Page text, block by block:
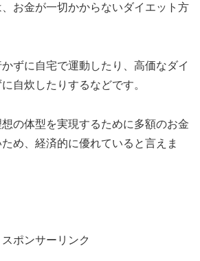
お金が一切かからないダイエット方
ずに自宅で運動したり、高価なダイ
自炊したりするなどです。
の体型を実現するために多額のお金
め、経済的に優れていると言えま
スポンサーリンク